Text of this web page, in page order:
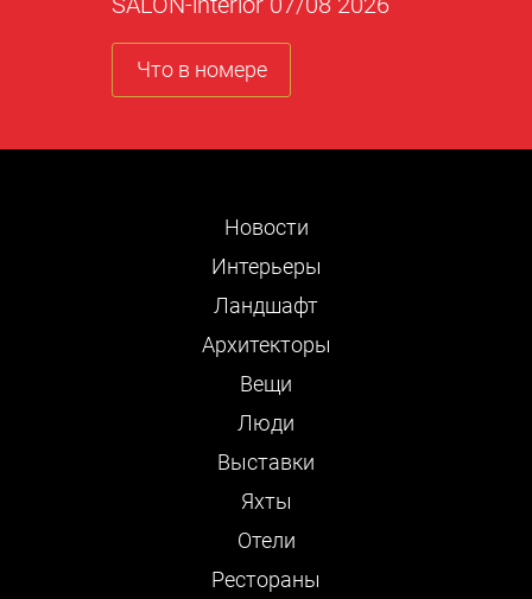
Что в номере
Новости
Интерьеры
Ландшафт
Архитекторы
Вещи
Люди
Выставки
Яхты
Отели
Рестораны